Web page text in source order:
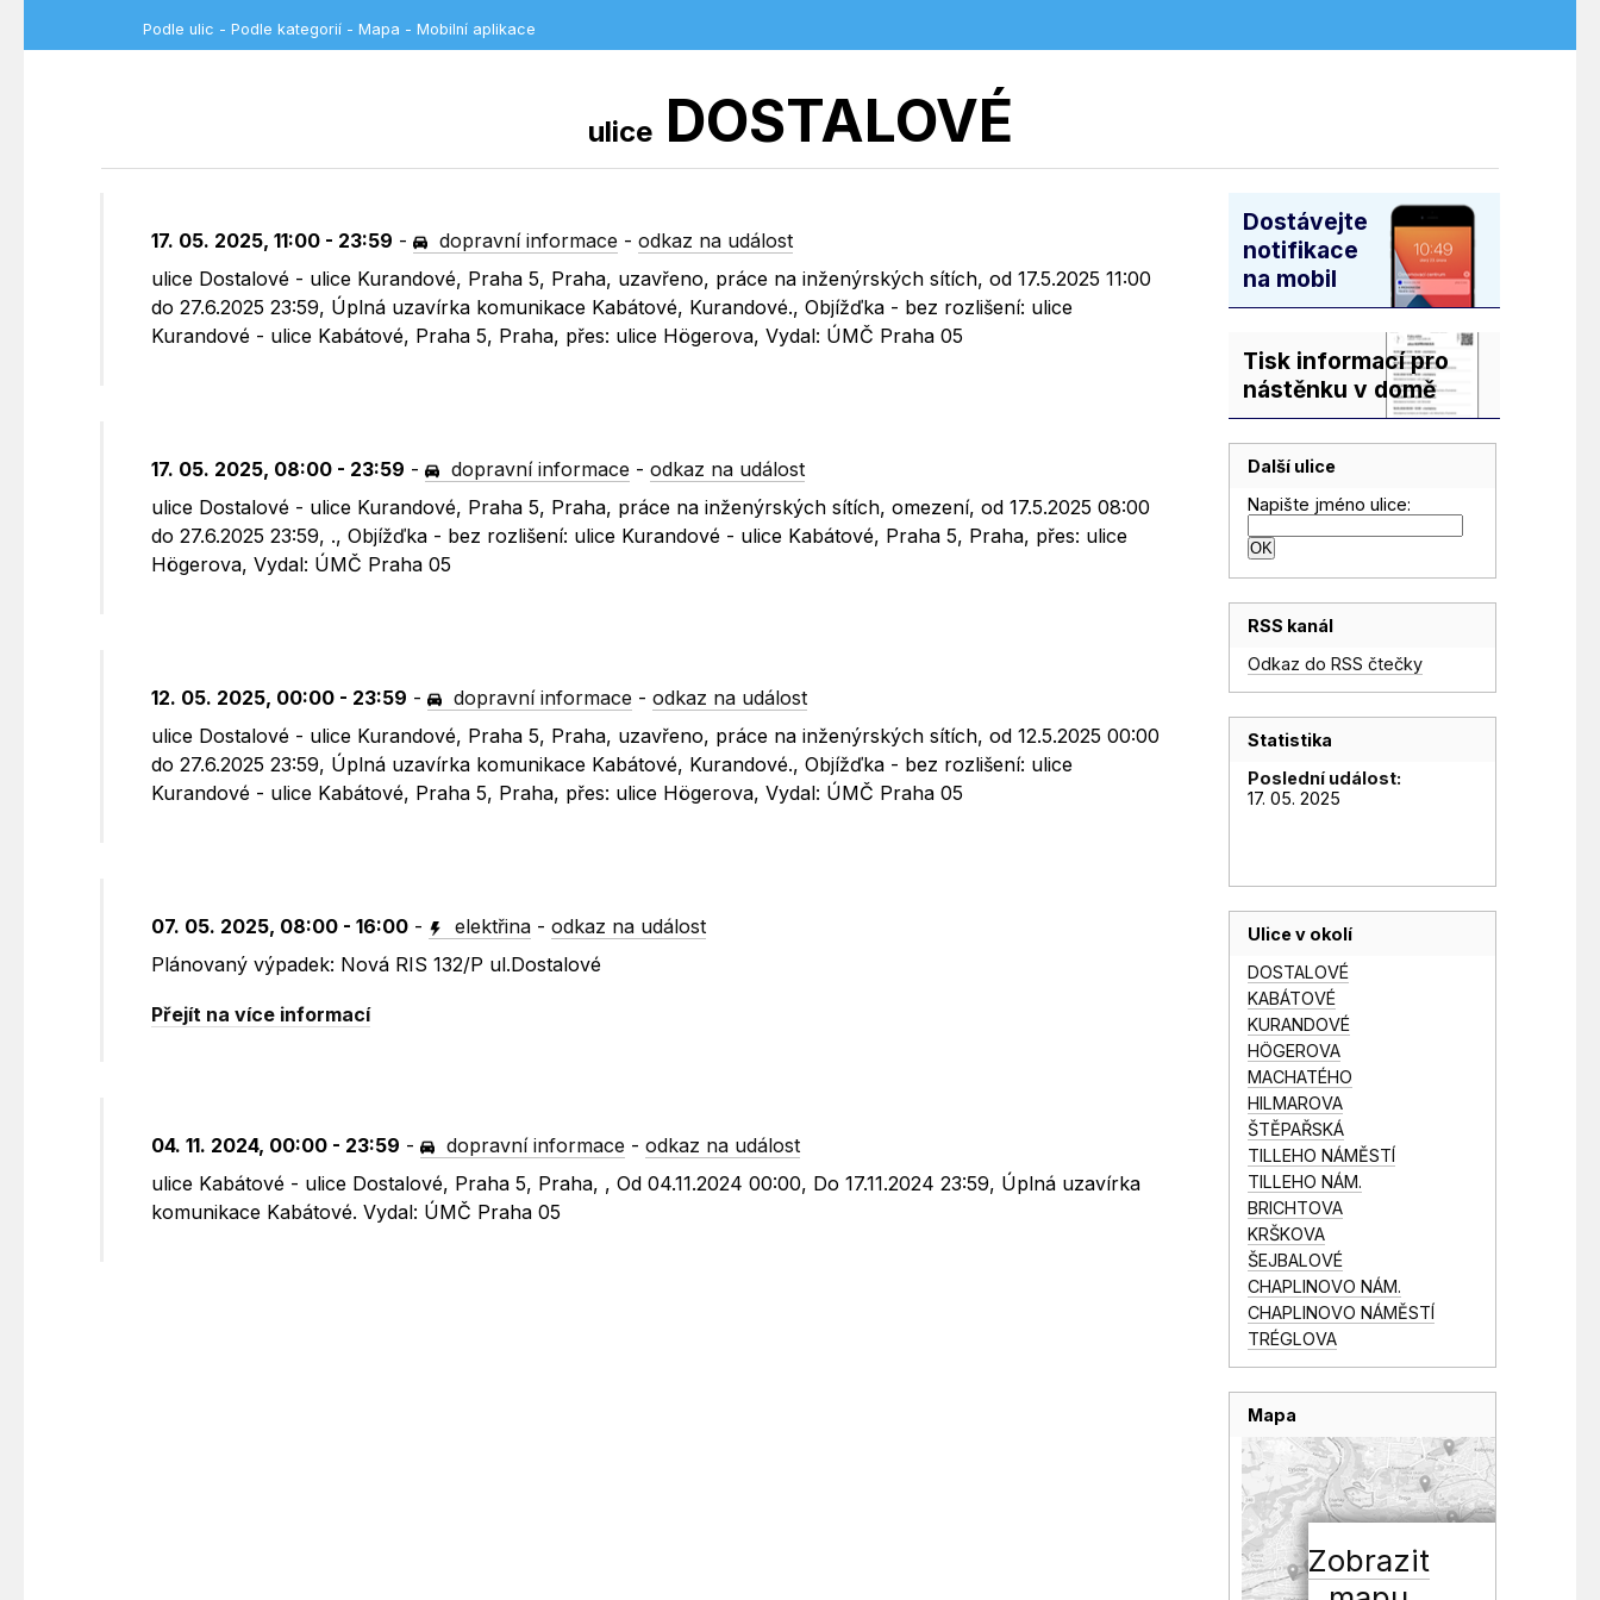
Podle ulic - Podle kategorií - Mapa - Mobilní aplikace
uliceDOSTALOVÉ
17. 05. 2025, 11:00 - 23:59 - dopravní informace -odkaz na událost
ulice Dostalové - ulice Kurandové, Praha 5, Praha, uzavřeno, práce na inženýrských sítích, od 17.5.2025 11:00
do 27.6.2025 23:59, Úplná uzavírka komunikace Kabátové, Kurandové., Objížďka - bez rozlišení: ulice
Kurandové - ulice Kabátové, Praha 5, Praha, přes: ulice Högerova, Vydal: ÚMČ Praha 05
17. 05. 2025, 08:00 - 23:59 - dopravní informace -odkaz na událost
ulice Dostalové - ulice Kurandové, Praha 5, Praha, práce na inženýrských sítích, omezení, od 17.5.2025 08:00
do 27.6.2025 23:59, ., Objížďka - bez rozlišení: ulice Kurandové - ulice Kabátové, Praha 5, Praha, přes: ulice
Högerova, Vydal: ÚMČ Praha 05
12. 05. 2025, 00:00 - 23:59 - dopravní informace -odkaz na událost
ulice Dostalové - ulice Kurandové, Praha 5, Praha, uzavřeno, práce na inženýrských sítích, od 12.5.2025 00:00
do 27.6.2025 23:59, Úplná uzavírka komunikace Kabátové, Kurandové., Objížďka - bez rozlišení: ulice
Kurandové - ulice Kabátové, Praha 5, Praha, přes: ulice Högerova, Vydal: ÚMČ Praha 05
07. 05. 2025, 08:00 - 16:00 - elektřina -odkaz na událost
Plánovaný výpadek: Nová RIS 132/P ul.Dostalové
Přejít na více informací
04. 11. 2024, 00:00 - 23:59 - dopravní informace -odkaz na událost
ulice Kabátové - ulice Dostalové, Praha 5, Praha, , Od 04.11.2024 00:00, Do 17.11.2024 23:59, Úplná uzavírka
komunikace Kabátové. Vydal: ÚMČ Praha 05
Dostávejte
notifikace
na mobil
Tisk informací pro
nástěnku v domě
Další ulice
Napište jméno ulice:
RSS kanál
Odkaz do RSS čtečky
Statistika
Poslední událost:
17. 05. 2025
Ulice v okolí
DOSTALOVÉ
KABÁTOVÉ
KURANDOVÉ
HÖGEROVA
MACHATÉHO
HILMAROVA
ŠTĚPAŘSKÁ
TILLEHO NÁMĚSTÍ
TILLEHO NÁM.
BRICHTOVA
KRŠKOVA
ŠEJBALOVÉ
CHAPLINOVO NÁM.
CHAPLINOVO NÁMĚSTÍ
TRÉGLOVA
Mapa
Zobrazit